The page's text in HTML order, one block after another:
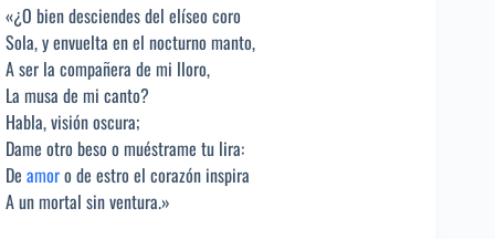
«¿O bien desciendes del elíseo coro
Sola, y envuelta en el nocturno manto,
A ser la compañera de mi lloro,
La musa de mi canto?
Habla, visión oscura;
Dame otro beso o muéstrame tu lira:
De amoro de estro el corazón inspira
A un mortal sin ventura.»